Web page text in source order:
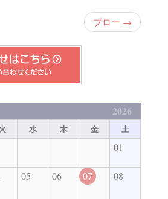
ブロー →
2026
水 木 金 土
01
05 06 07 08